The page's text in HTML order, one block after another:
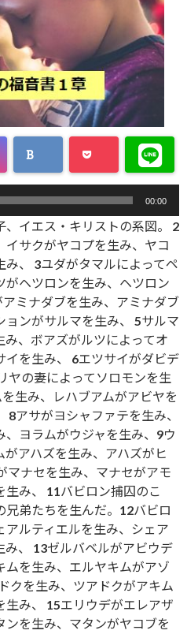
00:00
イエス・キリストの系図。 2
サクがヤコプを生み、ヤコ
、 3ユダがタマルによってペ
がヘツロンを生み、ヘツロン
ミナダブを生み、アミナダブ
ンがサルマを生み、 5サルマ
、ボアズがルツによってオ
を生み、 6エツサイがダビデ
の妻によってソロモンを生
生み、レハブアムがアビヤを
アサがヨシャファテを生み、
ヨラムがウジャを生み、9ウ
アハズを生み、アハズがヒ
マナセを生み、マナセがアモ
生み、 11バビロン捕囚のこ
弟たちを生んだ。12バビロ
アルティエルを生み、シェア
、 13ゼルバベルがアビウデ
ムを生み、エルヤキムがアゾ
クを生み、ツアドクがアキム
み、 15エリウデがエレアザ
を生み、マタンがヤコブを